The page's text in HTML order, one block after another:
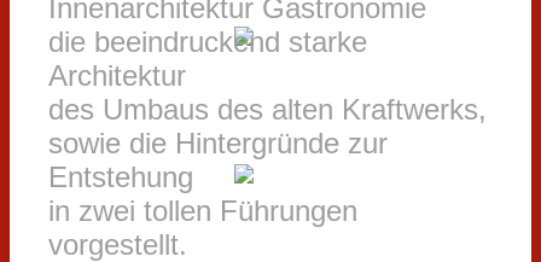
Innenarchitektur Gastronomie
die beeindruckend starke
Architektur
des Umbaus des alten Kraftwerks,
sowie die Hintergründe zur
Entstehung
in zwei tollen Führungen
vorgestellt.